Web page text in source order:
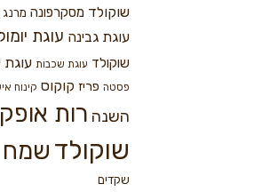
שוקולד מסקרפונה מרנג
עוגת גבינה עוגת
שוקולד עוגת שכבות עוגת
פסטה פריז קוקוס קינוח
השנה רות אופק
שוקולד
שקדים